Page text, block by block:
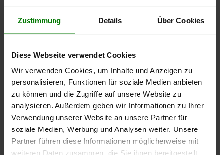
Zustimmung Details Über Cookies
Diese Webseite verwendet Cookies
Wir verwenden Cookies, um Inhalte und Anzeigen zu
personalisieren, Funktionen für soziale Medien anbieten
zu können und die Zugriffe auf unsere Website zu
analysieren. Außerdem geben wir Informationen zu Ihrer
Verwendung unserer Website an unsere Partner für
soziale Medien, Werbung und Analysen weiter. Unsere
Partner führen diese Informationen möglicherweise mit
weiteren Daten zusammen, die Sie ihnen bereitgestellt
lose Ware
2025
2026
2026
250 €
350 €
Die aktuelle Preisentwicklung für Holzpellets in Deutschland
können Sie jederzeit auf unsererPelletspreise-Seite
nachvollziehen.